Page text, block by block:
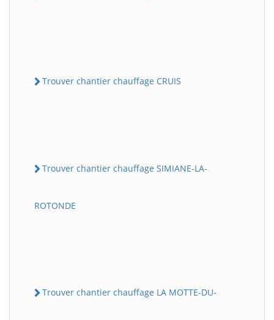
Trouver chantier chauffage CRUIS
Trouver chantier chauffage SIMIANE-LA-
ROTONDE
Trouver chantier chauffage LA MOTTE-DU-